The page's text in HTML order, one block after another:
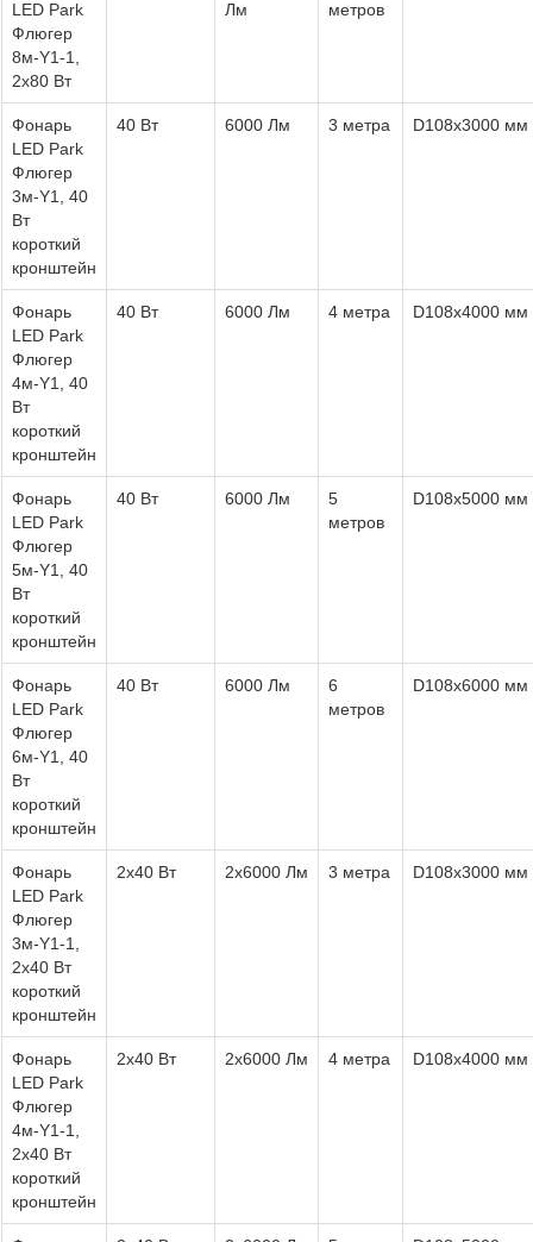
LED Park
Флюгер
8м-Y1-1,
2х80 Вт
Лм
метров
Фонарь
LED Park
Флюгер
3м-Y1, 40
Вт
короткий
кронштейн
40 Вт 6000 Лм 3 метра D108х3000 мм
Фонарь
LED Park
Флюгер
4м-Y1, 40
Вт
короткий
кронштейн
40 Вт 6000 Лм 4 метра D108х4000 мм
Фонарь
LED Park
Флюгер
5м-Y1, 40
Вт
короткий
кронштейн
40 Вт 6000 Лм
5
метров
D108х5000 мм
Фонарь
LED Park
Флюгер
6м-Y1, 40
Вт
короткий
кронштейн
40 Вт 6000 Лм
6
метров
D108х6000 мм
Фонарь
LED Park
Флюгер
3м-Y1-1,
2х40 Вт
короткий
кронштейн
2х40 Вт 2х6000 Лм 3 метра D108х3000 мм
Фонарь
LED Park
Флюгер
4м-Y1-1,
2х40 Вт
короткий
кронштейн
2х40 Вт 2х6000 Лм 4 метра D108х4000 мм